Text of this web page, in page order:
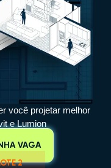
você projetar melhor
e Lumion
VAGA
2